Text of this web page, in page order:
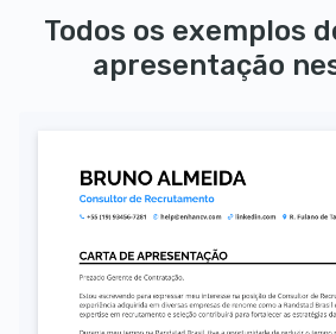
Todos os exemplos
apresentação